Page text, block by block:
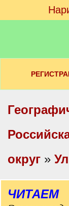
округ »
ЧИТАЕМ